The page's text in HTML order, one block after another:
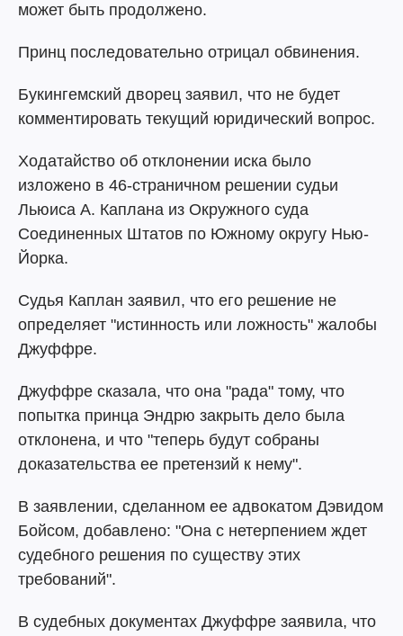
может быть продолжено.
Принц последовательно отрицал обвинения.
Букингемский дворец заявил, что не будет
комментировать текущий юридический вопрос.
Ходатайство об отклонении иска было
изложено в 46-страничном решении судьи
Льюиса А. Каплана из Окружного суда
Соединенных Штатов по Южному округу Нью-
Йорка.
Судья Каплан заявил, что его решение не
определяет "истинность или ложность" жалобы
Джуффре.
Джуффре сказала, что она "рада" тому, что
попытка принца Эндрю закрыть дело была
отклонена, и что "теперь будут собраны
доказательства ее претензий к нему".
В заявлении, сделанном ее адвокатом Дэвидом
Бойсом, добавлено: "Она с нетерпением ждет
судебного решения по существу этих
требований".
В судебных документах Джуффре заявила, что